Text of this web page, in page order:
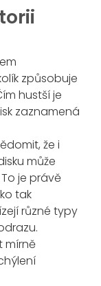
způsobuje
hustší je
zaznamená
že i
může
je právě
tak
různé typy
mírně